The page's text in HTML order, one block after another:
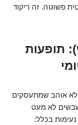
פשוטה. זה ריקוד
תופעות
לא אוהב שמתעסקים
לא מעט
נעימות בכלל: